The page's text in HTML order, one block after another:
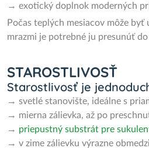
→ exotický doplnok moderných
Počas teplých mesiacov môže byť
mrazmi je potrebné ju presunúť
STAROSTLIVOSŤ
Starostlivosť je
→ svetlé stanovište, ideálne s
→ mierna zálievka, až po
→ priepustný substrát pre
→ v zime zálievku výrazne